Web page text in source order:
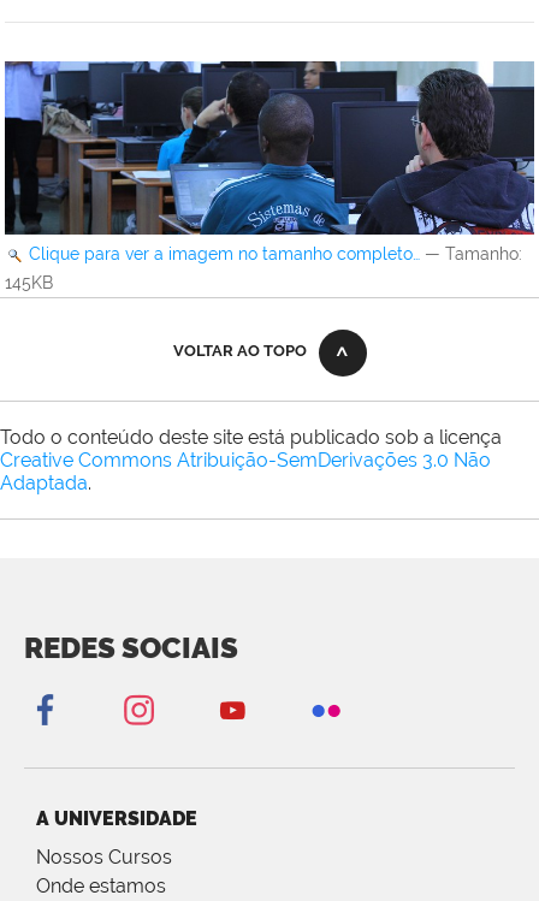
Clique para ver a imagem no tamanho completo… — Tamanho:
145KB
VOLTAR AO TOPO
Todo o conteúdo deste site está publicado sob a licença
Creative Commons Atribuição-SemDerivações 3.0 Não
Adaptada.
REDES SOCIAIS
A UNIVERSIDADE
Nossos Cursos
Onde estamos